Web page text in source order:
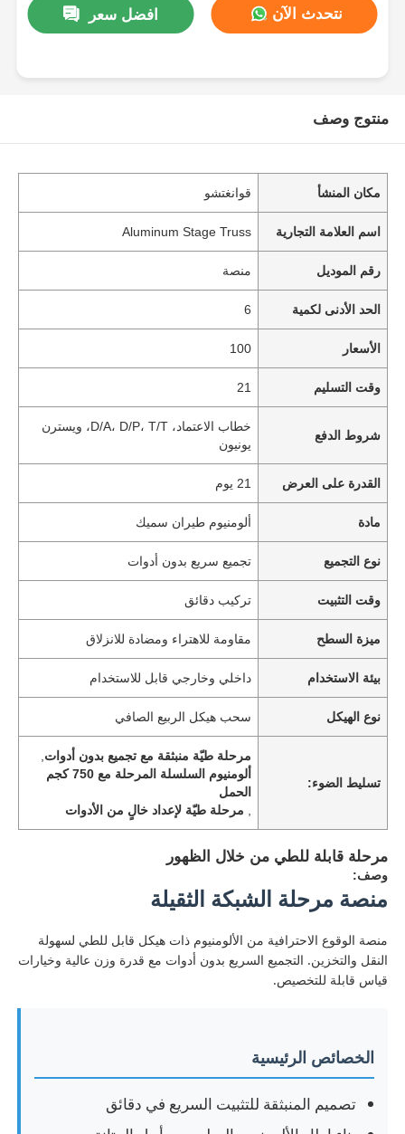
افضل سعر نتحدث الآن
منتوج وصف
مكان المنشأ قوانغتشو
اسم العلامة التجارية Aluminum Stage Truss
رقم الموديل منصة
الحد الأدنى لكمية 6
الأسعار 100
وقت التسليم 21
شروط الدفع
خطاب الاعتماد، D/A، D/P، T/T، ويسترن
يونيون
القدرة على العرض 21 يوم
مادة ألومنيوم طيران سميك
نوع التجميع تجميع سريع بدون أدوات
وقت التثبيت تركيب دقائق
ميزة السطح مقاومة للاهتراء ومضادة للانزلاق
بيئة الاستخدام داخلي وخارجي قابل للاستخدام
نوع الهيكل سحب هيكل الربيع الصافي
تسليط الضوء:
مرحلة طيّة منبثقة مع تجميع بدون أدوات
ألومنيوم السلسلة المرحلة مع 750 كجم
الحمل
مرحلة طيّة لإعداد خالٍ من الأدوات
مرحلة قابلة للطي من خلال الظهور
وصف:
منصة مرحلة الشبكة الثقيلة
منصة الوقوع الاحترافية من الألومنيوم ذات هيكل قابل للطي لسهولة
النقل والتخزين. التجميع السريع بدون أدوات مع قدرة وزن عالية وخيارات
قياس قابلة للتخصيص.
الخصائص الرئيسية
تصميم المنبثقة للتثبيت السريع في دقائق